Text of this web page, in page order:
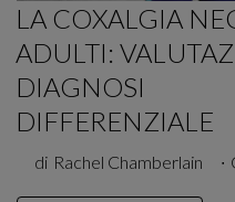
LA COXALGIA
ADULTI:
DIAGNOSI
DIFFERENZIALE
di Rachel Chamberlain ∙